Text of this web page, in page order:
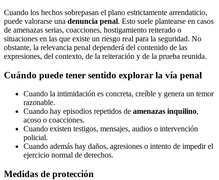
Cuando los hechos sobrepasan el plano estrictamente arrendaticio,
puede valorarse una denuncia penal. Esto suele plantearse en casos
de amenazas serias, coacciones, hostigamiento reiterado o
situaciones en las que existe un riesgo real para la seguridad. No
obstante, la relevancia penal dependerá del contenido de las
expresiones, del contexto, de la reiteración y de la prueba reunida.
Cuándo puede tener sentido explorar la vía penal
Cuando la intimidación es concreta, creíble y genera un temor
razonable.
Cuando hay episodios repetidos de amenazas inquilino,
acoso o coacciones.
Cuando existen testigos, mensajes, audios o intervención
policial.
Cuando además hay daños, agresiones o intento de impedir el
ejercicio normal de derechos.
Medidas de protección